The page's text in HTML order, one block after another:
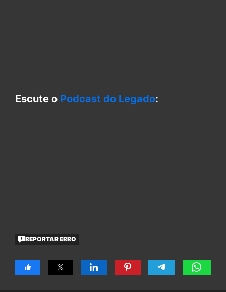
Escute o Podcast do Legado:
REPORTAR ERRO